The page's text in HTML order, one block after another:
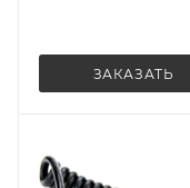
ЗАКАЗАТЬ